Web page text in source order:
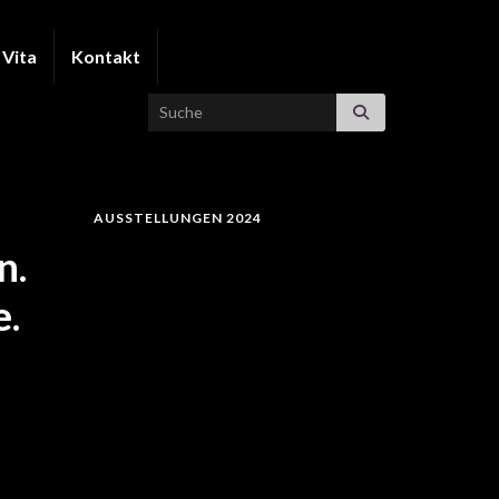
Vita Kontakt
Search for:
AUSSTELLUNGEN 2024